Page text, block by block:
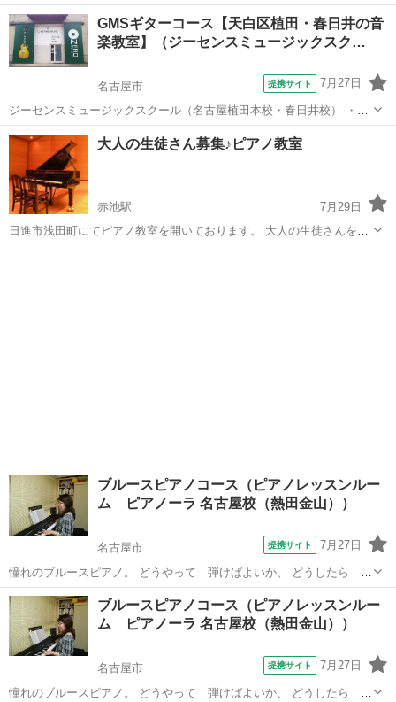
り、仲間とアンサンブルをしたり色々な楽しみ方があります！ ウクレ
レを始めてみたい！ウクレレが上手く弾けないそんな方に優しく丁寧
にお教えします。 当レッスンは...
愛知 名古屋市 ウクレレ 弾き語り
GMSギターコース【天白区植田・春日井の音
楽教室】（ジーセンスミュージックスク…
名古屋市 提携サイト 7月27日
ジーセンスミュージックスクール（名古屋植田本校・春日井校） ・と
にかく音楽を楽しみたい！ ・スキルの壁を感じている。 ・自分の音楽
にさらに磨きをかけたい！ ・何か新しいことを始めてみたい！ あなた
も音楽レッスン始めてみま...
愛知 名古屋市 ギター
大人の生徒さん募集♪ピアノ教室
赤池駅
7月29日
日進市浅田町にてピアノ教室を開いております。 大人の生徒さんを募
ブルースピアノコース（ピアノレッスンルー
ム ピアノーラ 名古屋校（熱田金山））
名古屋市 提携サイト 7月27日
憧れのブルースピアノ。 どうやって 弾けばよいか、 どうしたら カ
ッコよくひけるか。。。を 学びます。 ブルースセッションなどで演奏
するスタンダードを中心にレッスンも出来ます。 初心者にはお薦めの
曲やミュージシャンなどもレク...
愛知 名古屋市
ブルースピアノコース（ピアノレッスンルー
ム ピアノーラ 名古屋校（熱田金山））
名古屋市 提携サイト 7月27日
憧れのブルースピアノ。 どうやって 弾けばよいか、 どうしたら カ